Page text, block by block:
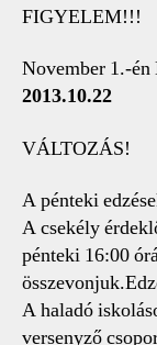
FIGYELEM!!!
November 1.-én
2013.10.22
VÁLTOZÁS!
A pénteki
A csekély
pénteki 16:00
A haladó
versenyző